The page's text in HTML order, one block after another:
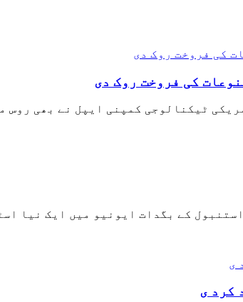
کی فروخت روک دی
ٹیکنالوجی کمپنی ایپل نے بھی
کے بگدات ایونیو میں ایک نیا
کرد ی